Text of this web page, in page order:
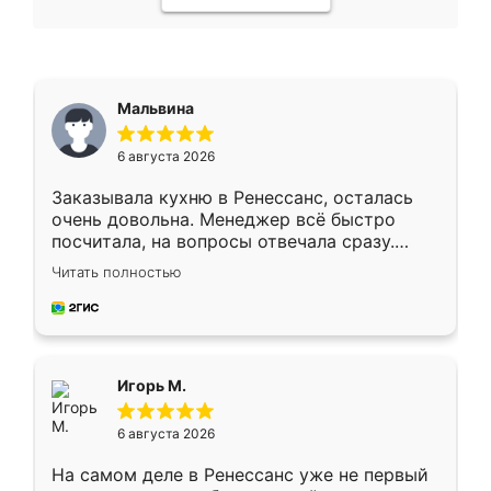
Мальвина
6 августа 2026
Заказывала кухню в Ренессанс, осталась
очень довольна. Менеджер всё быстро
посчитала, на вопросы отвечала сразу.
Замерщик приехал в субботу, подошёл к
делу со всей ответственностью. Собрали
за день, ребята работали аккуратно, даже
Читать полностью
Игорь М.
6 августа 2026
На самом деле в Ренессанс уже не первый